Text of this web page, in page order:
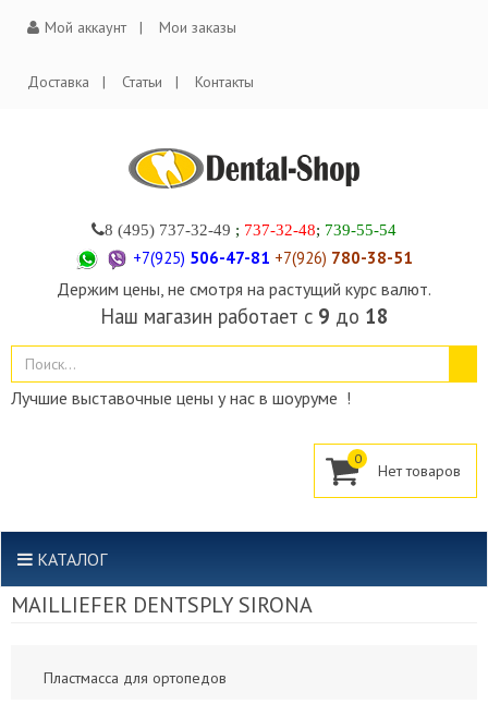
Мой аккаунт Мои заказы
Доставка Статьи Контакты
8 (495) 737-32-49 ; 737-32-48; 739-55-54
+7(925) 506-47-81 +7(926) 780-38-51
Держим цены, не смотря на растущий курс валют.
Наш магазин работает с 9 до 18
Лучшие выставочные цены у нас в шоуруме !
0
КАТАЛОГ
MAILLIEFER DENTSPLY SIRONA
Пластмасса для ортопедов